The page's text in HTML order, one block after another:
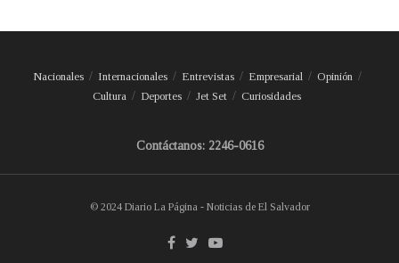
Nacionales Internacionales Entrevistas Empresarial
Opinión
Cultura
Deportes Jet Set Curiosidades
Contáctanos: 2246-0616
© 2024 Diario La Página - Noticias de El Salvador